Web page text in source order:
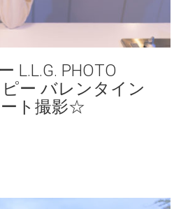
L.L.G. PHOTO
ピー バレンタイン
ト撮影☆